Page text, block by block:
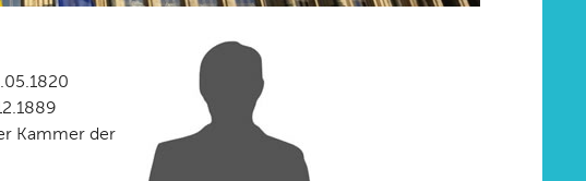
Kammer der